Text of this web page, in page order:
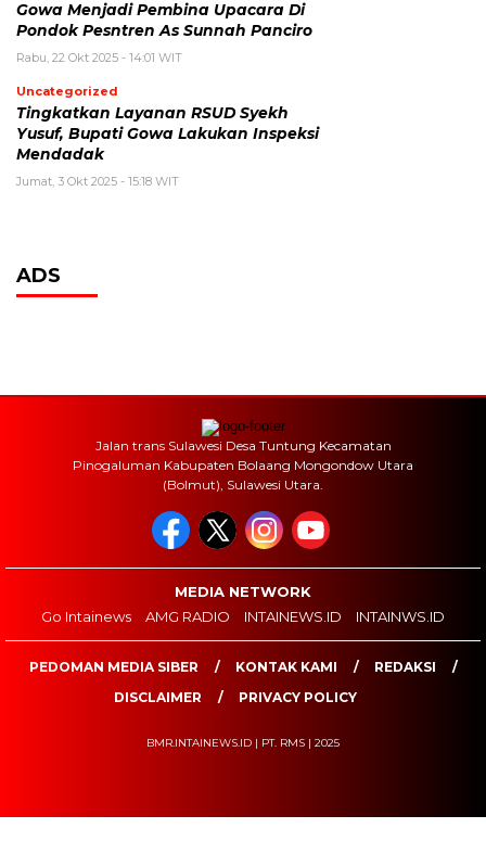
Gowa Menjadi Pembina Upacara Di
Pondok Pesntren As Sunnah Panciro
Rabu, 22 Okt 2025 - 14:01 WIT
Uncategorized
Tingkatkan Layanan RSUD Syekh
Yusuf, Bupati Gowa Lakukan Inspeksi
Mendadak
Jumat, 3 Okt 2025 - 15:18 WIT
ADS
Jalan trans Sulawesi Desa Tuntung Kecamatan
Pinogaluman Kabupaten Bolaang Mongondow Utara
(Bolmut), Sulawesi Utara.
MEDIA NETWORK
Go Intainews
AMG RADIO INTAINEWS.ID INTAINWS.ID
PEDOMAN MEDIA SIBER KONTAK KAMI
REDAKSI
DISCLAIMER
PRIVACY POLICY
BMR.INTAINEWS.ID | PT. RMS | 2025